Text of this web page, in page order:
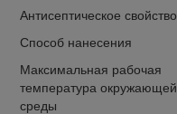
Антисептическое свойство
Способ нанесения
Максимальная рабочая
температура окружающей
среды